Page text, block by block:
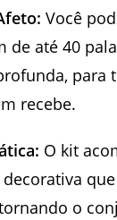
Você
de até 40
para
recebe.
O kit
o